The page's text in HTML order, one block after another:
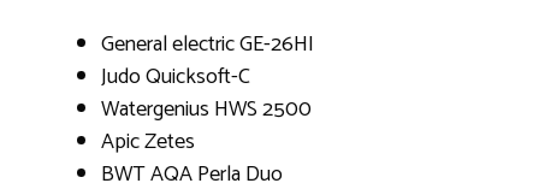
General electric GE-26HI
Judo Quicksoft-C
Watergenius HWS 2500
Apic Zetes
BWT AQA Perla Duo